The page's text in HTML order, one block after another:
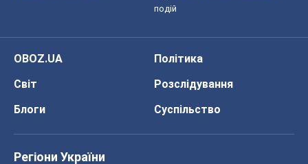
подій
OBOZ.UA
Політика
Світ
Розслідування
Блоги
Суспільство
Регіони України